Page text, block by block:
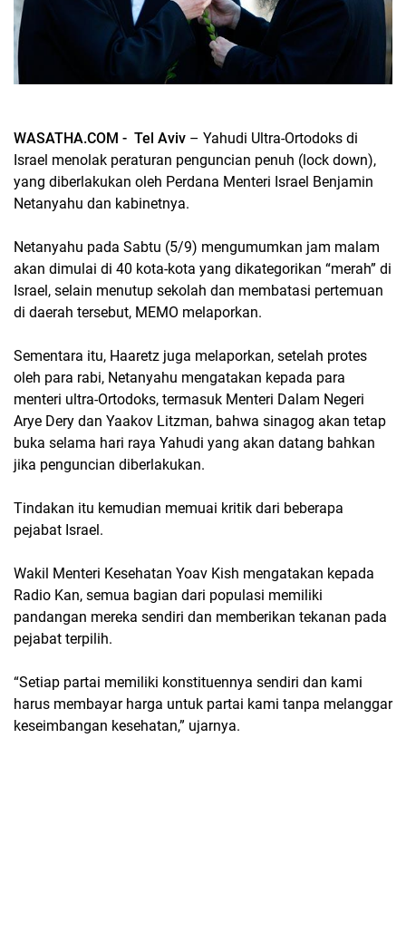
WASATHA.COM - Tel Aviv – Yahudi Ultra-Ortodoks di
Israel menolak peraturan penguncian penuh (lock down),
yang diberlakukan oleh Perdana Menteri Israel Benjamin
Netanyahu dan kabinetnya.
Netanyahu pada Sabtu (5/9) mengumumkan jam malam
akan dimulai di 40 kota-kota yang dikategorikan “merah” di
Israel, selain menutup sekolah dan membatasi pertemuan
di daerah tersebut, MEMO melaporkan.
Sementara itu, Haaretz juga melaporkan, setelah protes
oleh para rabi, Netanyahu mengatakan kepada para
menteri ultra-Ortodoks, termasuk Menteri Dalam Negeri
Arye Dery dan Yaakov Litzman, bahwa sinagog akan tetap
buka selama hari raya Yahudi yang akan datang bahkan
jika penguncian diberlakukan.
Tindakan itu kemudian memuai kritik dari beberapa
pejabat Israel.
Wakil Menteri Kesehatan Yoav Kish mengatakan kepada
Radio Kan, semua bagian dari populasi memiliki
pandangan mereka sendiri dan memberikan tekanan pada
pejabat terpilih.
“Setiap partai memiliki konstituennya sendiri dan kami
harus membayar harga untuk partai kami tanpa melanggar
keseimbangan kesehatan,” ujarnya.